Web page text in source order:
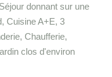
donnant sur une
Cuisine A+E, 3
Chaufferie,
clos d'environ